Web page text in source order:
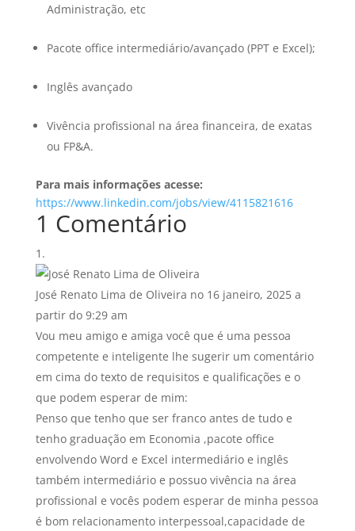
Administração, etc
Pacote office intermediário/avançado (PPT e Excel);
Inglês avançado
Vivência profissional na área financeira, de exatas
ou FP&A.
Para mais informações acesse:
https://www.linkedin.com/jobs/view/4115821616
1 Comentário
José Renato Lima de Oliveira no 16 janeiro, 2025 a
partir do 9:29 am
Vou meu amigo e amiga você que é uma pessoa
competente e inteligente lhe sugerir um comentário
em cima do texto de requisitos e qualificações e o
que podem esperar de mim:
Penso que tenho que ser franco antes de tudo e
tenho graduação em Economia ,pacote office
envolvendo Word e Excel intermediário e inglês
também intermediário e possuo vivência na área
profissional e vocês podem esperar de minha pessoa
é bom relacionamento interpessoal,capacidade de